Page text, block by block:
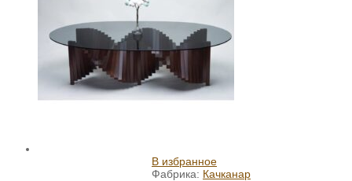
В избранное
Фабрика: Качканар